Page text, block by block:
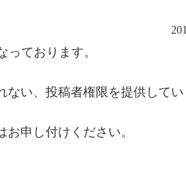
ております。
い、投稿者権限を提供してい
申し付けください。